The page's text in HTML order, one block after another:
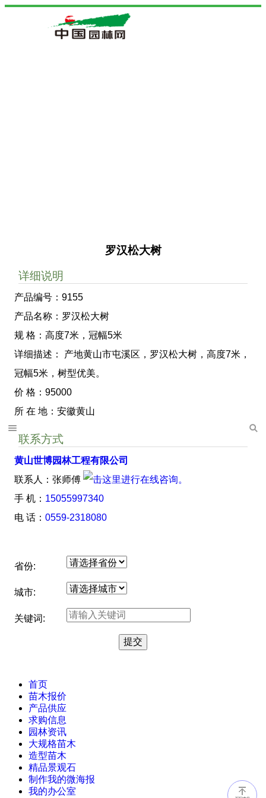
罗汉松大树
详细说明
产品编号：9155
产品名称：罗汉松大树
规 格：高度7米，冠幅5米
详细描述： 产地黄山市屯溪区，罗汉松大树，高度7米，
冠幅5米，树型优美。
价 格：95000
所 在 地：安徽黄山
联系方式
黄山世博园林工程有限公司
联系人：张师傅
手 机： 15055997340
电 话： 0559-2318080
省份:
城市:
关键词:
首页
苗木报价
产品供应
求购信息
园林资讯
大规格苗木
造型苗木
精品景观石
制作我的微海报
我的办公室